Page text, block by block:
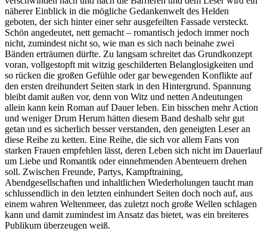
näherer Einblick in die mögliche Gedankenwelt des Helden
geboten, der sich hinter einer sehr ausgefeilten Fassade versteckt.
Schön angedeutet, nett gemacht – romantisch jedoch immer noch
nicht, zumindest nicht so, wie man es sich nach beinahe zwei
Bänden erträumen dürfte. Zu langsam schreitet das Grundkonzept
voran, vollgestopft mit witzig geschilderten Belanglosigkeiten und
so rücken die großen Gefühle oder gar bewegenden Konflikte auf
den ersten dreihundert Seiten stark in den Hintergrund. Spannung
bleibt damit außen vor, denn von Witz und netten Andeutungen
allein kann kein Roman auf Dauer leben. Ein bisschen mehr Action
und weniger Drum Herum hätten diesem Band deshalb sehr gut
getan und es sicherlich besser verstanden, den geneigten Leser an
diese Reihe zu ketten. Eine Reihe, die sich vor allem Fans von
starken Frauen empfehlen lässt, deren Leben sich nicht im Dauerlauf
um Liebe und Romantik oder einnehmenden Abenteuern drehen
soll. Zwischen Freunde, Partys, Kampftraining,
Abendgesellschaften und inhaltlichen Wiederholungen taucht man
schlussendlich in den letzten einhundert Seiten doch noch auf, aus
einem wahren Weltenmeer, das zuletzt noch große Wellen schlagen
kann und damit zumindest im Ansatz das bietet, was ein breiteres
Publikum überzeugen weiß.